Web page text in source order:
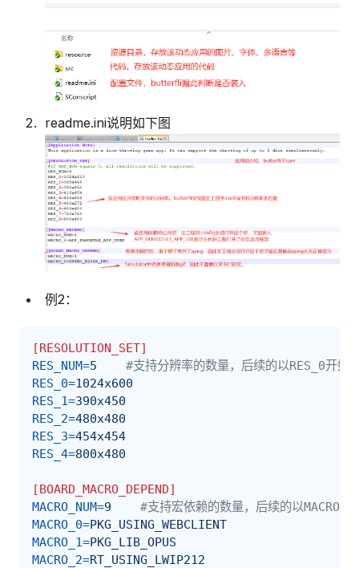
readme.ini说明如下图
例2：
[RESOLUTION_SET]
RES_NUM=5
#支持分辨率的数量，后续的以RES_0开始
RES_0=1024x600
RES_1=390x450
RES_2=480x480
RES_3=454x454
RES_4=800x480
[BOARD_MACRO_DEPEND]
MACRO_NUM=9
#支持宏依赖的数量，后续的以
MACRO_0=PKG_USING_WEBCLIENT
MACRO_1=PKG_LIB_OPUS
MACRO_2=RT_USING_LWIP212